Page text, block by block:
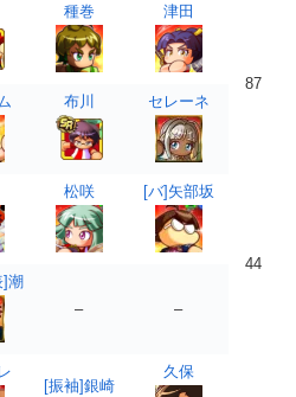
種巻 津田
87
布川 セレーネ
松咲 [バ]矢部坂
44
]潮
–
–
[振袖]銀崎
久保